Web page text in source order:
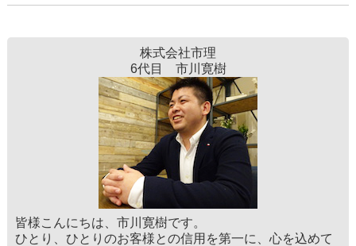
株式会社市理
6代目 市川寛樹
皆様こんにちは、市川寛樹です。
ひとり、ひとりのお客様との信用を第一に、心を込めて